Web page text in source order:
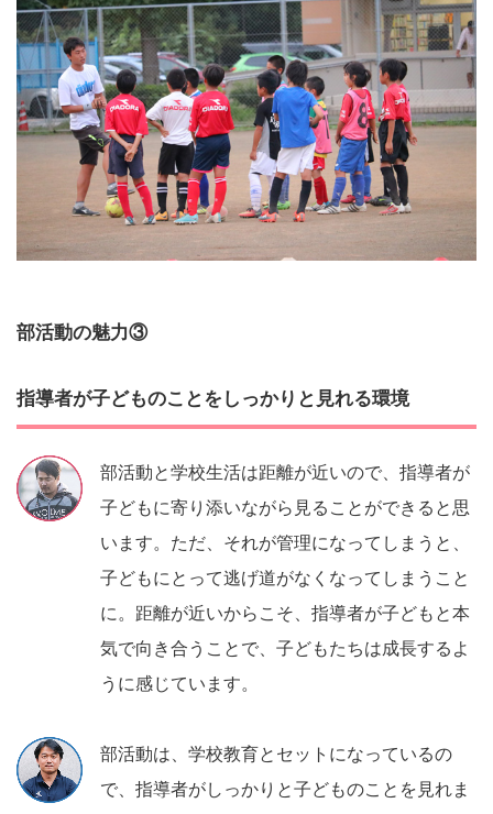
部活動の魅力③
指導者が子どものことをしっかりと見れる環境
部活動と学校生活は距離が近いので、指導者が
子どもに寄り添いながら見ることができると思
います。ただ、それが管理になってしまうと、
子どもにとって逃げ道がなくなってしまうこと
に。距離が近いからこそ、指導者が子どもと本
気で向き合うことで、子どもたちは成長するよ
うに感じています。
部活動は、学校教育とセットになっているの
で、指導者がしっかりと子どものことを見れま